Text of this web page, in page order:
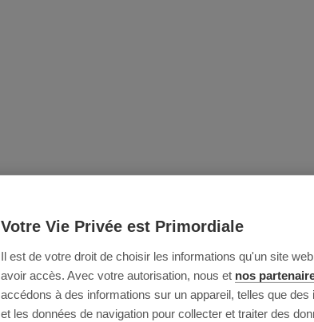
Votre Vie Privée est Primordiale
Il est de votre droit de choisir les informations qu'un site
avoir accès. Avec votre autorisation, nous et nos
accédons à des informations sur un appareil, telles que
et les données de navigation pour collecter et traiter des